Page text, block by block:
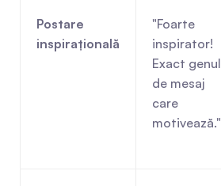
Postare
inspirațională
"Foarte
inspirator!
Exact genul
de mesaj
care
motivează."